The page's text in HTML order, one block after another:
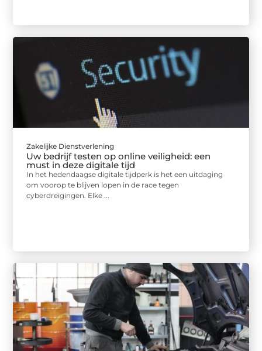
Zakelijke Dienstverlening
Uw bedrijf testen op online veiligheid: een
must in deze digitale tijd
In het hedendaagse digitale tijdperk is het een uitdaging
om voorop te blijven lopen in de race tegen
cyberdreigingen. Elke ...